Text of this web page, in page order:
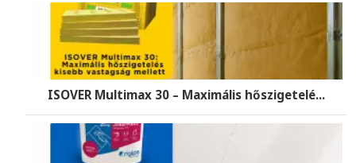
ISOVER Multimax 30 – Maximális hőszigetelé...